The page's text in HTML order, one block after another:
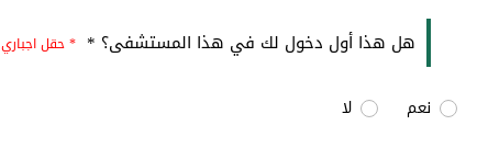
هل هذا أول دخول لك في هذا المستشفى؟ * * حقل اجباري
نعم لا